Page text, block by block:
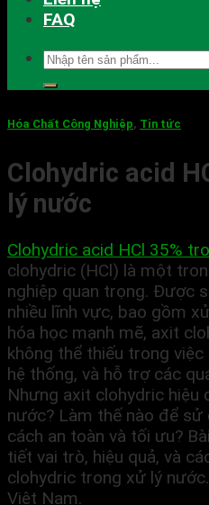
FAQ
Hóa Chất Công Nghiệp, Tin tức
Clohydric acid
lý nước
Clohydric acid HCl 35%
clohydric (HCl) là một
nghiệp quan trọng. Được
nhiều lĩnh vực, bao gồm
hóa học mạnh mẽ, axit
không thể thiếu trong
hệ thống, và hỗ trợ các
Nhưng axit clohydric hiệu
nước? Làm thế nào để
cách an toàn và tối ưu?
tiết vai trò, hiệu quả, và
clohydric trong xử lý
Việt Nam.